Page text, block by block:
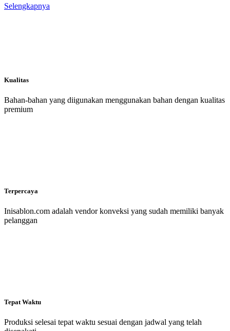
Selengkapnya
Kualitas
Bahan-bahan yang diigunakan menggunakan bahan dengan kualitas
premium
Terpercaya
Inisablon.com adalah vendor konveksi yang sudah memiliki banyak
pelanggan
Tepat Waktu
Produksi selesai tepat waktu sesuai dengan jadwal yang telah